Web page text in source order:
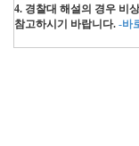
4. 경찰대 해설의 경우 비
참고하시기 바랍니다. -바